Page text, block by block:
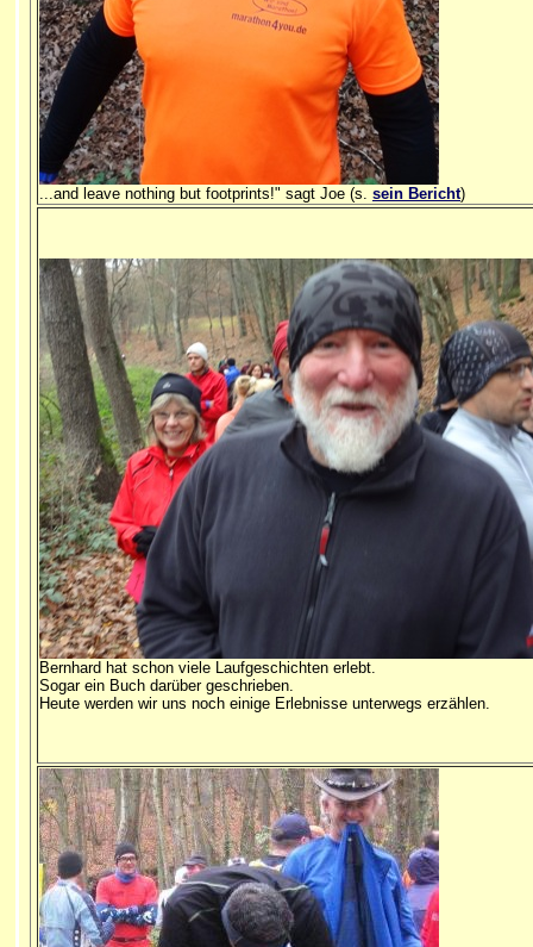
...and leave nothing but footprints!" sagt Joe (s. sein Bericht)
Bernhard hat schon viele Laufgeschichten erlebt.
Sogar ein Buch darüber geschrieben.
Heute werden wir uns noch einige Erlebnisse unterwegs erzählen.